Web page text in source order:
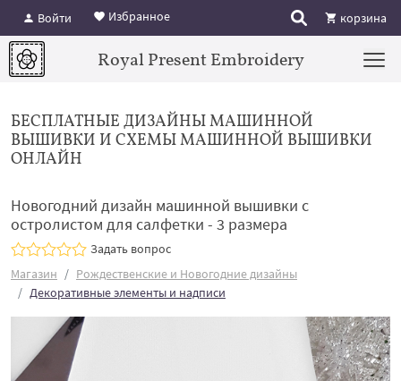
Войти Избранное корзина
Royal Present Embroidery
БЕСПЛАТНЫЕ ДИЗАЙНЫ МАШИННОЙ
ВЫШИВКИ И СХЕМЫ МАШИННОЙ ВЫШИВКИ
ОНЛАЙН
Новогодний дизайн машинной вышивки с
остролистом для салфетки - 3 размера
Задать вопрос
Магазин
Рождественские и Новогодние дизайны
Декоративные элементы и надписи